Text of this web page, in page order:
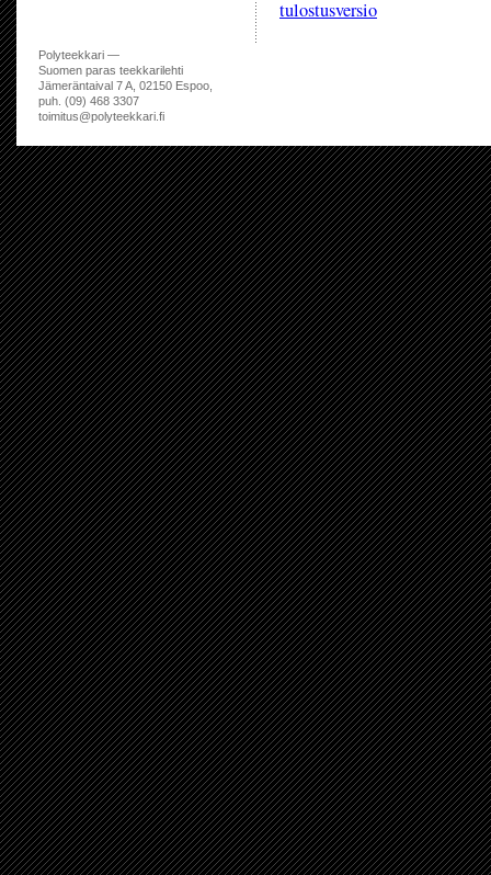
tulostusversio
Polyteekkari —
Suomen paras teekkarilehti
Jämeräntaival 7 A, 02150 Espoo,
puh. (09) 468 3307
toimitus@polyteekkari.fi